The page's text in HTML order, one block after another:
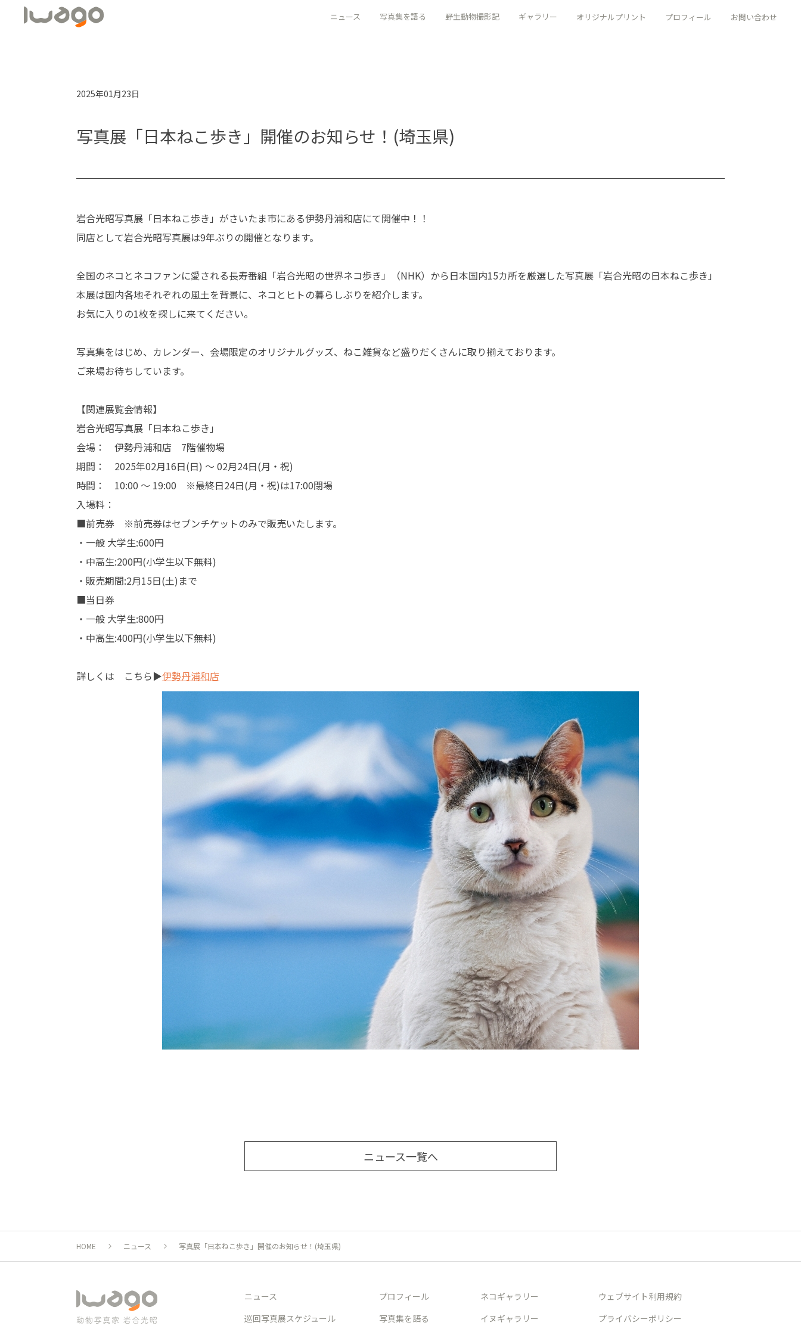
ニュース 写真集を語る 野生動物撮影記 ギャラリー オリジナルプリント プロフィール お問い合わせ
2025年01月23日
写真展「日本ねこ歩き」開催のお知らせ！(埼玉県)
岩合光昭写真展「日本ねこ歩き」がさいたま市にある伊勢丹浦和店にて開催中！！
同店として岩合光昭写真展は9年ぶりの開催となります。
全国のネコとネコファンに愛される長寿番組「岩合光昭の世界ネコ歩き」（NHK）から日本国内15カ所を厳選した写真展「岩合光昭の日本ねこ歩き」
本展は国内各地それぞれの風土を背景に、ネコとヒトの暮らしぶりを紹介します。
お気に入りの1枚を探しに来てください。
写真集をはじめ、カレンダー、会場限定のオリジナルグッズ、ねこ雑貨など盛りだくさんに取り揃えております。
ご来場お待ちしています。
【関連展覧会情報】
岩合光昭写真展「日本ねこ歩き」
会場： 伊勢丹浦和店 7階催物場
期間： 2025年02月16日(日) ～ 02月24日(月・祝)
時間： 10:00 ～ 19:00 ※最終日24日(月・祝)は17:00閉場
入場料：
■前売券 ※前売券はセブンチケットのみで販売いたします。
・一般 大学生:600円
・中高生:200円(小学生以下無料)
・販売期間:2月15日(土)まで
■当日券
・一般 大学生:800円
・中高生:400円(小学生以下無料)
詳しくは こちら▶︎伊勢丹浦和店
ニュース一覧へ
HOME ニュース 写真展「日本ねこ歩き」開催のお知らせ！(埼玉県)
ニュース
巡回写真展スケジュール
プロフィール
写真集を語る
ネコギャラリー
イヌギャラリー
ウェブサイト利用規約
プライバシーポリシー